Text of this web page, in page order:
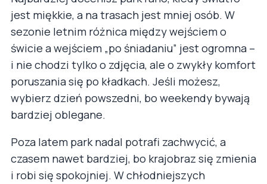
jest miękkie, a na trasach jest mniej osób. W
sezonie letnim różnica między wejściem o
świcie a wejściem „po śniadaniu” jest ogromna –
i nie chodzi tylko o zdjęcia, ale o zwykły komfort
poruszania się po kładkach. Jeśli możesz,
wybierz dzień powszedni, bo weekendy bywają
bardziej oblegane.
Poza latem park nadal potrafi zachwycić, a
czasem nawet bardziej, bo krajobraz się zmienia
i robi się spokojniej. W chłodniejszych